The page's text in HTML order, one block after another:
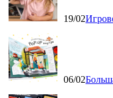
19/02
06/02